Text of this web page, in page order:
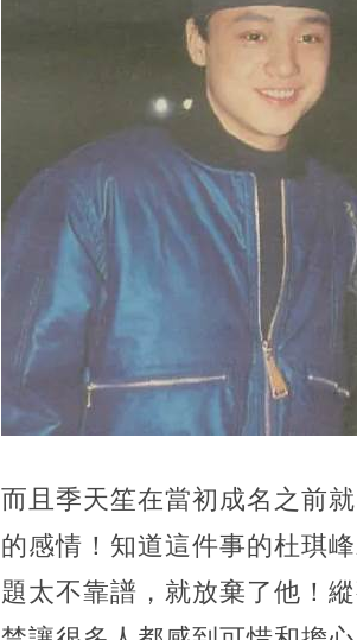
而且季天笙在當初成名之前
的感情！知道這件事的杜琪
題太不靠譜，就放棄了他！